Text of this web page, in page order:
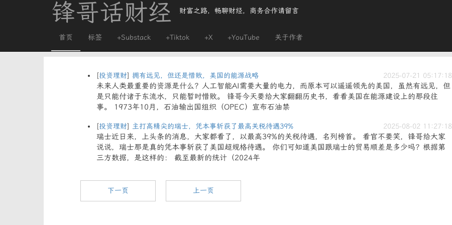
锋哥话财经 财富之路，畅聊财经，商务合作请留言
首页 标签 +Substack +Tiktok +X +YouTube 关于作者
[投资理财] 拥有远见，但还是惜败，美国的能源战略 2025-07-21 05:17:18
未来人类最重要的资源是什么？人工智能AI需要大量的电力，而原本可以遥遥领先的美国，虽然有远见，但
是只能付诸于东流水，只能暂时惜败。 锋哥今天要给大家翻翻历史书，看看美国在能源建设上的那段往
事。 1973年10月，石油输出国组织（OPEC）宣布石油禁
[投资理财] 主打高精尖的瑞士，凭本事斩获了最高关税待遇39% 2025-08-02 11:27:18
瑞士近日来，上头条的消息，大家都看了，以最高39%的关税待遇，名列榜首。 看官不要笑，锋哥给大家
说说，瑞士那是真的凭本事斩获了美国超规格待遇。 你们可知道美国跟瑞士的贸易顺差是多少吗？根据第
三方数据，是这样的： 截至最新的统计（2024年
下一页 上一页